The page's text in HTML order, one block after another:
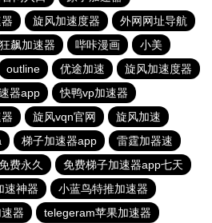
旋风加速度器
外网网址导航
狂飙加速器 哔咔漫画
小美
outline 优途加速
旋风加速度器
器app
快鸭vp加速器
旋风vqn官网
旋风加速
梯子加速器app
雷霆加器速
费永久
免费梯子加速器app七天
速神器
小蓝鸟特推加速器
器
telegeram苹果加速器